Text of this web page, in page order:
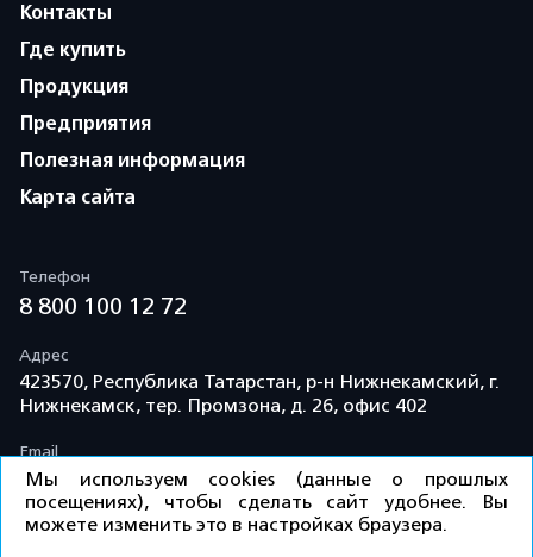
Контакты
Где купить
Продукция
Предприятия
Полезная информация
Карта сайта
Телефон
8 800 100 12 72
Адрес
423570, Республика Татарстан, р-н Нижнекамский, г.
Нижнекамск, тер. Промзона, д. 26, офис 402
Email
info@td-kama.com
Мы используем cookies (данные о прошлых
посещениях), чтобы сделать сайт удобнее. Вы
можете изменить это в настройках браузера.